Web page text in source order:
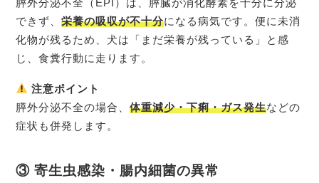
できず、栄養の吸収が不十分になる病気です。便に未消
化物が残るため、犬は「まだ栄養が残っている」と感
じ、食糞行動に走ります。
注意ポイント
膵外分泌不全の場合、体重減少・下痢・ガス発生などの
症状も併発します。
③ 寄生虫感染・腸内細菌の異常